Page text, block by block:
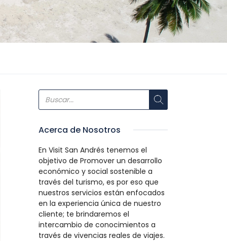
Acerca de Nosotros
En Visit San Andrés tenemos el
objetivo de Promover un desarrollo
económico y social sostenible a
través del turismo, es por eso que
nuestros servicios están enfocados
en la experiencia única de nuestro
cliente; te brindaremos el
intercambio de conocimientos a
través de vivencias reales de viajes.